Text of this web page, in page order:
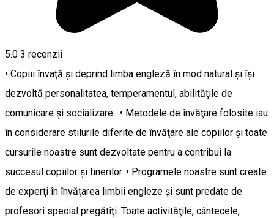
5.0 3 recenzii
• Copiii învaţă şi deprind limba engleză în mod natural şi îşi
dezvoltă personalitatea, temperamentul, abilităţile de
comunicare şi socializare. • Metodele de învăţare folosite iau
în considerare stilurile diferite de învăţare ale copiilor și toate
cursurile noastre sunt dezvoltate pentru a contribui la
succesul copiilor şi tinerilor. • Programele noastre sunt create
de experţi în învăţarea limbii engleze şi sunt predate de
profesori special pregătiţi. Toate activităţile, cântecele,